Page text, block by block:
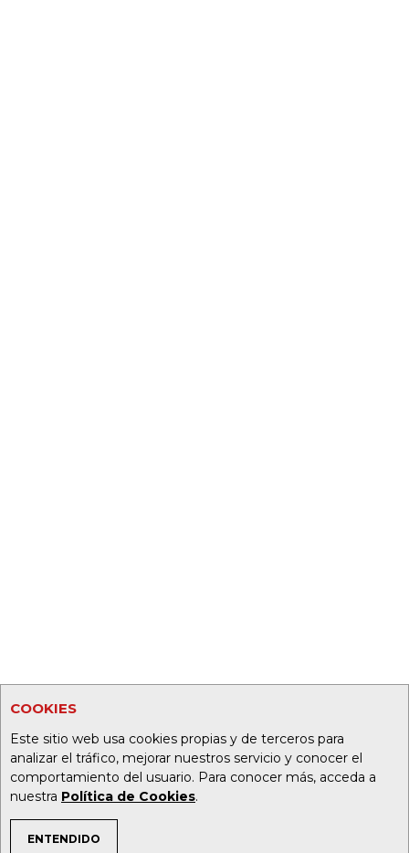
COOKIES
Este sitio web usa cookies propias y de terceros para
analizar el tráfico, mejorar nuestros servicio y conocer el
comportamiento del usuario. Para conocer más, acceda a
nuestra Política de Cookies.
ENTENDIDO